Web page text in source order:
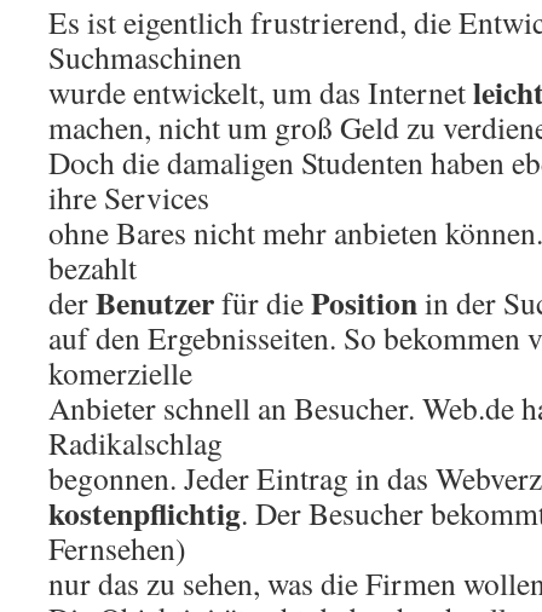
Es ist eigentlich frustrierend, die
Suchmaschinen
wurde entwickelt, um das Internet
machen, nicht um groß Geld zu
Doch die damaligen Studenten haben
ihre Services
ohne Bares nicht mehr anbieten
bezahlt
derBenutzerfür diePositionin der
auf den Ergebnisseiten. So bekommen
komerzielle
Anbieter schnell an Besucher. Web.de
Radikalschlag
begonnen. Jeder Eintrag in das
kostenpflichtig. Der Besucher
Fernsehen)
nur das zu sehen, was die Firmen